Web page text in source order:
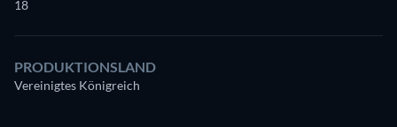
18
PRODUKTIONSLAND
Vereinigtes Königreich